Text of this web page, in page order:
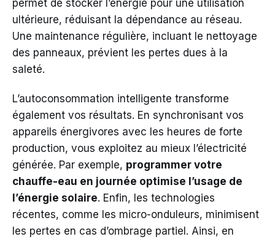
permet de stocker l’énergie pour une utilisation
ultérieure, réduisant la dépendance au réseau.
Une maintenance régulière, incluant le nettoyage
des panneaux, prévient les pertes dues à la
saleté.
L’autoconsommation intelligente transforme
également vos résultats. En synchronisant vos
appareils énergivores avec les heures de forte
production, vous exploitez au mieux l’électricité
générée. Par exemple, programmer votre
chauffe-eau en journée optimise l’usage de
l’énergie solaire. Enfin, les technologies
récentes, comme les micro-onduleurs, minimisent
les pertes en cas d’ombrage partiel. Ainsi, en